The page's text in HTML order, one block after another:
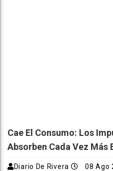
Cae El Consumo: Los
Absorben Cada Vez Más
Diario De Rivera 08 Ago